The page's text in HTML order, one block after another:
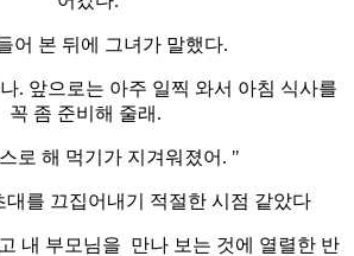
어 본 뒤에 그녀가 말했다.
. 앞으로는 아주 일찍 와서 아침 식사를
꼭 좀 준비해 줄래.
로 해 먹기가 지겨워졌어. "
대를 끄집어내기 적절한 시점 같았다
내 부모님을 만나 보는 것에 열렬한 반